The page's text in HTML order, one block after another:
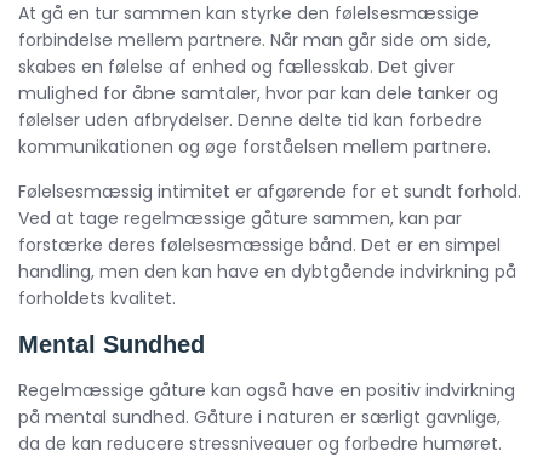
At gå en tur sammen kan styrke den følelsesmæssige
forbindelse mellem partnere. Når man går side om side,
skabes en følelse af enhed og fællesskab. Det giver
mulighed for åbne samtaler, hvor par kan dele tanker og
følelser uden afbrydelser. Denne delte tid kan forbedre
kommunikationen og øge forståelsen mellem partnere.
Følelsesmæssig intimitet er afgørende for et sundt forhold.
Ved at tage regelmæssige gåture sammen, kan par
forstærke deres følelsesmæssige bånd. Det er en simpel
handling, men den kan have en dybtgående indvirkning på
forholdets kvalitet.
Mental Sundhed
Regelmæssige gåture kan også have en positiv indvirkning
på mental sundhed. Gåture i naturen er særligt gavnlige,
da de kan reducere stressniveauer og forbedre humøret.